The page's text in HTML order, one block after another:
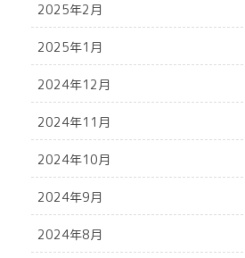
2025年2月
2025年1月
2024年12月
2024年11月
2024年10月
2024年9月
2024年8月